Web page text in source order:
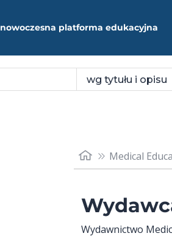
nowoczesna platforma edukacyjna
Medical
Wydawnictwo